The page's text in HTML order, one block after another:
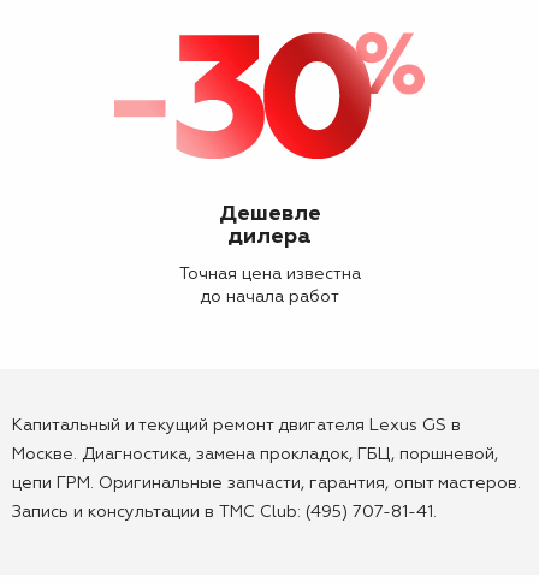
Дешевле
дилера
Точная цена известна
до начала работ
Капитальный и текущий ремонт двигателя Lexus GS в
Москве. Диагностика, замена прокладок, ГБЦ, поршневой,
цепи ГРМ. Оригинальные запчасти, гарантия, опыт мастеров.
Запись и консультации в TMC Club: (495) 707-81-41.